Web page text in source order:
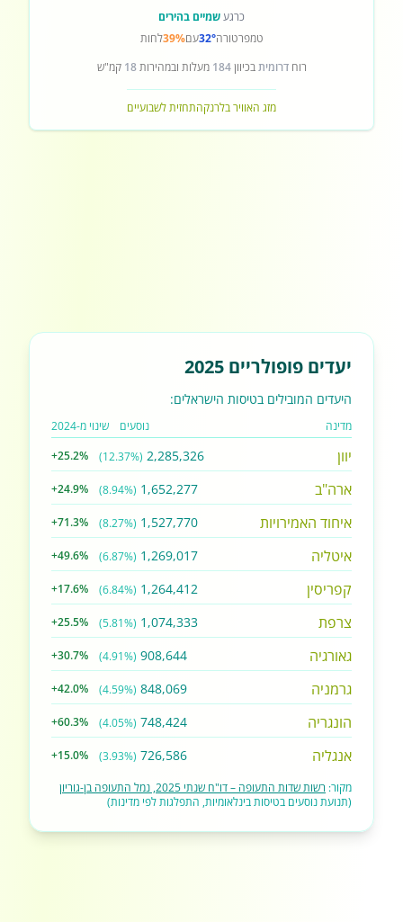
כרגעשמיים בהירים
טמפרטורה32°עם39%לחות
רוחדרומיתבכיוון184 מעלות ובמהירות18 קמ"ש
מזג האוויר בלרנקהתחזית לשבועיים
יעדים פופולריים 2025
היעדים המובילים בטיסות הישראלים:
מדינה נוסעים שינוי מ-2024
יוון 2,285,326
(12.37%)
+25.2%
ארה"ב 1,652,277
(8.94%)
+24.9%
איחוד האמירויות 1,527,770
(8.27%)
+71.3%
איטליה 1,269,017
(6.87%)
+49.6%
קפריסין 1,264,412
(6.84%)
+17.6%
צרפת 1,074,333
(5.81%)
+25.5%
גאורגיה 908,644
(4.91%)
+30.7%
גרמניה 848,069
(4.59%)
+42.0%
הונגריה 748,424
(4.05%)
+60.3%
אנגליה 726,586
(3.93%)
+15.0%
מקור: רשות שדות התעופה – דו"ח שנתי 2025, נמל התעופה בן-גוריון
(תנועת נוסעים בטיסות בינלאומיות, התפלגות לפי מדינות)